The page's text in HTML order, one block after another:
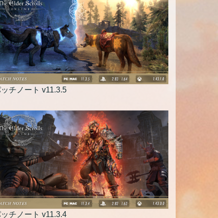
チノート v11.3.5
チノート v11.3.4